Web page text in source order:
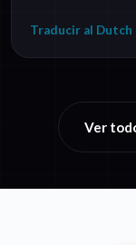
Traducir al Dutch
Ver